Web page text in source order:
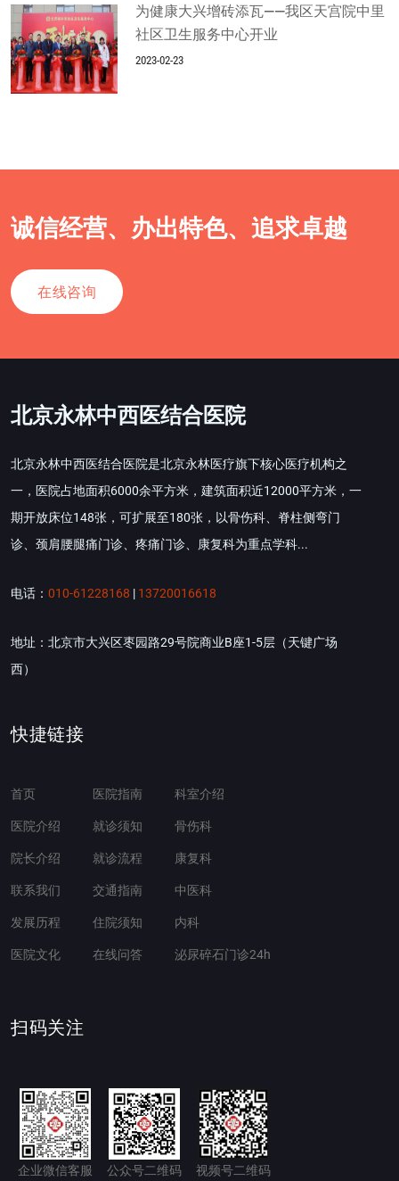
为健康大兴增砖添瓦——我区天宫院中里
社区卫生服务中心开业
2023-02-23
诚信经营、办出特色、追求卓越
在线咨询
北京永林中西医结合医院
北京永林中西医结合医院是北京永林医疗旗下核心医疗机构之
一，医院占地面积6000余平方米，建筑面积近12000平方米，一
期开放床位148张，可扩展至180张，以骨伤科、脊柱侧弯门
诊、颈肩腰腿痛门诊、疼痛门诊、康复科为重点学科...
电话： 010-61228168 | 13720016618
地址：北京市大兴区枣园路29号院商业B座1-5层（天键广场
西）
快捷链接
首页
医院介绍
院长介绍
联系我们
发展历程
医院文化
医院指南
就诊须知
就诊流程
交通指南
住院须知
在线问答
科室介绍
骨伤科
康复科
中医科
内科
泌尿碎石门诊24h
扫码关注
企业微信客服 公众号二维码 视频号二维码